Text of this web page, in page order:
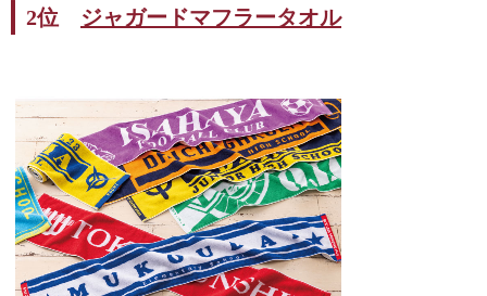
2位 ジャガードマフラータオル